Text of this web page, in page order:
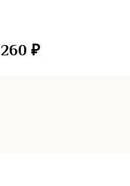
260 ₽